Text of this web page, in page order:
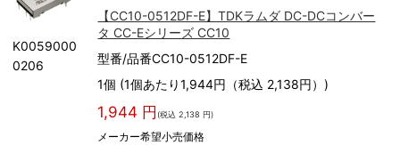
K0059000
0206
【CC10-0512DF-E】TDKラムダ DC-DCコンバー
タ CC-Eシリーズ CC10
型番/品番CC10-0512DF-E
1個 (1個あたり1,944円（税込 2,138円）)
1,944 円 (税込 2,138 円)
メーカー希望小売価格